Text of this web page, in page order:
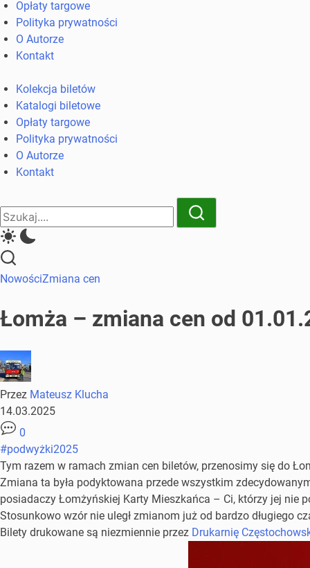
komunikacji
miejskiej
Opłaty targowe
Polityka prywatności
O Autorze
Kontakt
Kolekcja biletów
Katalogi biletowe
Opłaty targowe
Polityka prywatności
O Autorze
Kontakt
Close
Search
Search
NowościZmiana cen
Łomża – zmiana cen od
Przez Mateusz Klucha
14.03.2025
0
#podwyżki2025
Tym razem w ramach zmian cen biletów, przenosimy się do
Zmiana ta była podyktowana przede wszystkim
posiadaczy Łomżyńskiej Karty Mieszkańca – Ci, którzy jej nie
Stosunkowo wzór nie uległ zmianom już od bardzo długiego
Bilety drukowane są niezmiennie przez Drukarnię